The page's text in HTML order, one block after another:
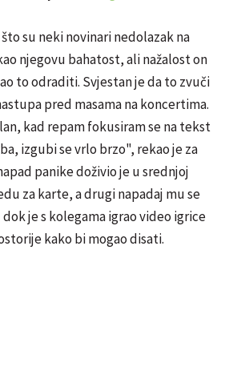
su neki novinari nedolazak na
njegovu bahatost, ali nažalost on
to odraditi. Svjestan je da to zvuči
pred masama na koncertima.
kad repam fokusiram se na tekst
izgubi se vrlo brzo", rekao je za
panike doživio je u srednjoj
za karte, a drugi napadaj mu se
je s kolegama igrao video igrice
kako bi mogao disati.